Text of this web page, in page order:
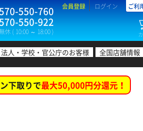
550-760
550-922
休 ( 10:00 ～ 18:00 )
会員登録 ログイン ご利
法人・学校・官公庁のお客様 全国店舗情報
下取りで最大50,000円分還元！